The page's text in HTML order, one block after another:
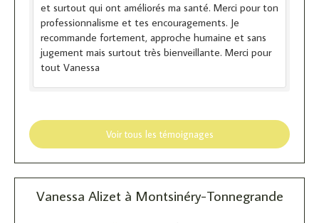
et surtout qui ont améliorés ma santé. Merci pour ton
professionnalisme et tes encouragements. Je
recommande fortement, approche humaine et sans
jugement mais surtout très bienveillante. Merci pour
tout Vanessa
Voir tous les témoignages
Vanessa Alizet à Montsinéry-Tonnegrande